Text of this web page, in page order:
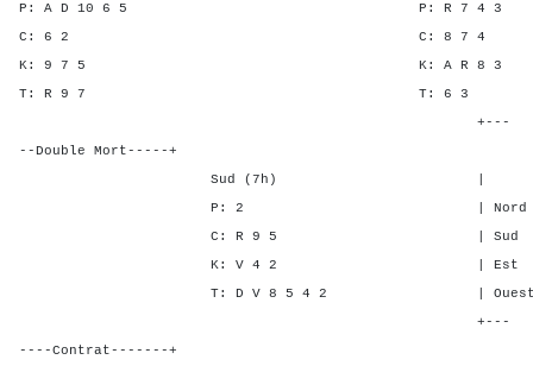
P: A D 10 6 5 P: R 7
C: 6 2 C: 8
K: 9 7 5 K: A R
T: R 9 7 T:
+---
--Double Mort-----+
Sud (7h) | SA P C
P: 2 | Nord - - 3
C: R 9 5 | Sud - -
K: V 4 2 | Est - 2
T: D V 8 5 4 2 | Ouest -
+---
----Contrat-------+